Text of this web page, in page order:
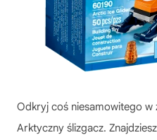
Odkryj coś niesamowitego w
Arktyczny ślizgacz.